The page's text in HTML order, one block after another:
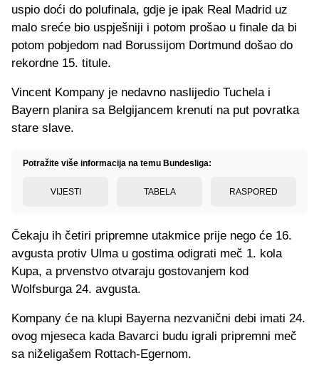
uspio doći do polufinala, gdje je ipak Real Madrid uz
malo sreće bio uspješniji i potom prošao u finale da bi
potom pobjedom nad Borussijom Dortmund došao do
rekordne 15. titule.
Vincent Kompany je nedavno naslijedio Tuchela i
Bayern planira sa Belgijancem krenuti na put povratka
stare slave.
Potražite više informacija na temu Bundesliga:
VIJESTI TABELA RASPORED
Čekaju ih četiri pripremne utakmice prije nego će 16.
avgusta protiv Ulma u gostima odigrati meč 1. kola
Kupa, a prvenstvo otvaraju gostovanjem kod
Wolfsburga 24. avgusta.
Kompany će na klupi Bayerna nezvanični debi imati 24.
ovog mjeseca kada Bavarci budu igrali pripremni meč
sa niželigašem Rottach-Egernom.